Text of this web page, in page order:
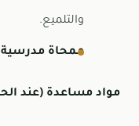
والتلميع.
ممحاة مدرسية
مواد مساعدة (عند